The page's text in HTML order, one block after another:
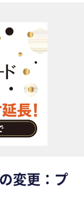
ポート
変更：プ